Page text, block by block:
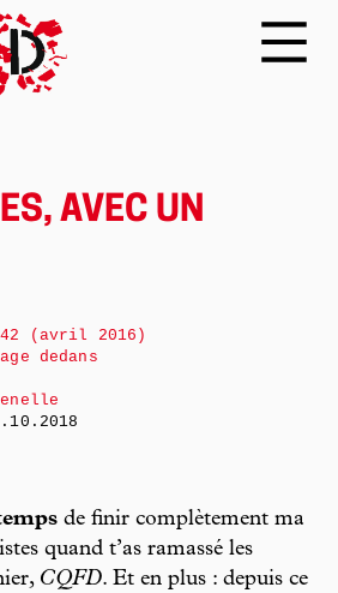
AVEC UN
de finir complètement ma
quand t’as ramassé les
CQFD. Et en plus : depuis ce
(avril 2016)
dedans